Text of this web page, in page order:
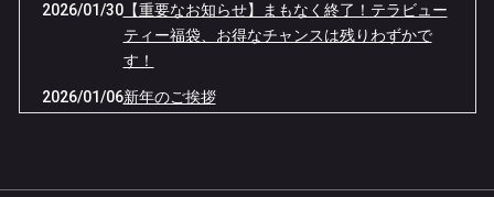
2026/01/30【重要なお知らせ】まもなく終了！テラビュー
ティー福袋、お得なチャンスは残りわずかで
す！
2026/01/06新年のご挨拶